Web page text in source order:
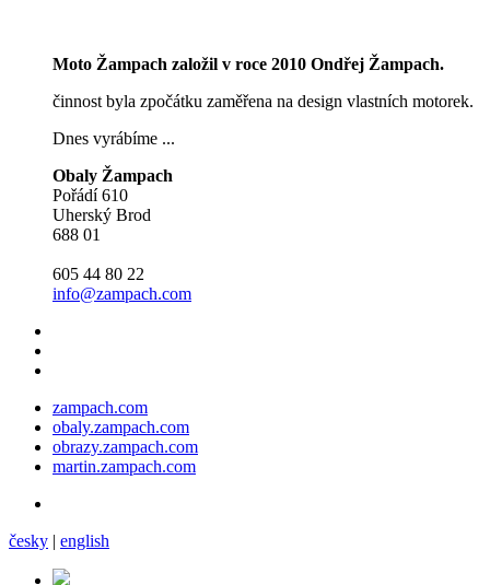
Moto Žampach založil v roce 2010 Ondřej Žampach.
činnost byla zpočátku zaměřena na design vlastních motorek.
Dnes vyrábíme ...
Obaly Žampach
Pořádí 610
Uherský Brod
688 01
605 44 80 22
info@zampach.com
zampach.com
obaly.zampach.com
obrazy.zampach.com
martin.zampach.com
česky | english